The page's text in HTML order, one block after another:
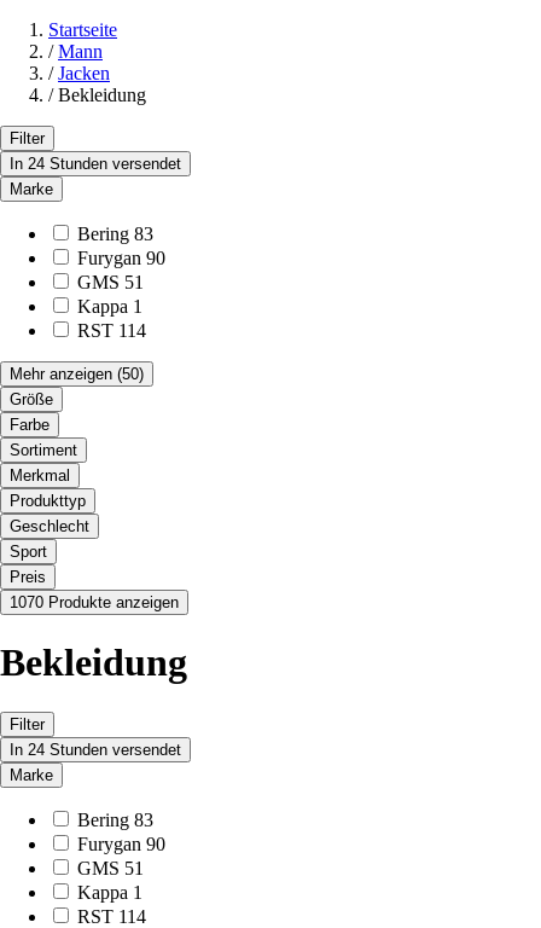
Startseite
/ Mann
/ Jacken
/ Bekleidung
Filter
In 24 Stunden versendet
Marke
Bering 83
Furygan 90
GMS 51
Kappa 1
RST 114
Mehr anzeigen (50)
Größe
Farbe
Sortiment
Merkmal
Produkttyp
Geschlecht
Sport
Preis
1070 Produkte anzeigen
Bekleidung
Filter
In 24 Stunden versendet
Marke
Bering 83
Furygan 90
GMS 51
Kappa 1
RST 114